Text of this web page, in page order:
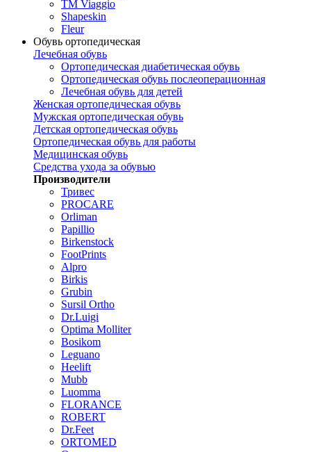
TM Viaggio
Shapeskin
Fleur
Обувь ортопедическая
Лечебная обувь
Ортопедическая диабетическая обувь
Ортопедическая обувь послеоперационная
Лечебная обувь для детей
Женская ортопедическая обувь
Мужская ортопедическая обувь
Детская ортопедическая обувь
Ортопедическая обувь для работы
Медицинская обувь
Средства ухода за обувью
Производители
Тривес
PROCARE
Orliman
Papillio
Birkenstock
FootPrints
Alpro
Birkis
Grubin
Sursil Ortho
Dr.Luigi
Optima Molliter
Bosikom
Leguano
Heelift
Mubb
Luomma
FLORANCE
ROBERT
Dr.Feet
ORTOMED